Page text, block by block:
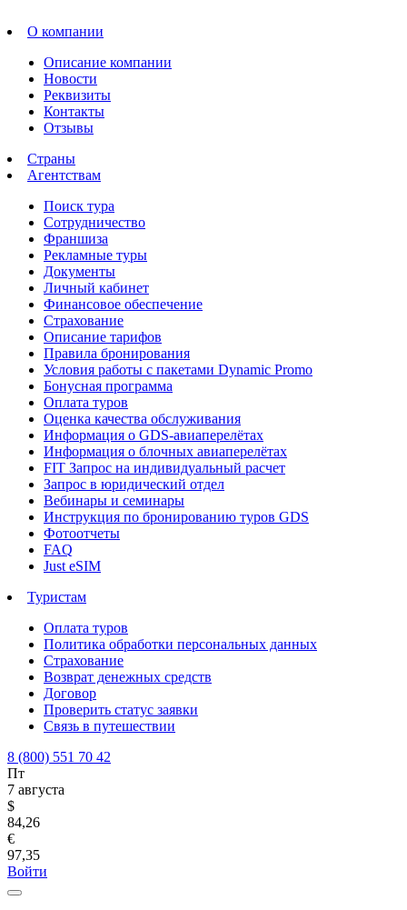
О компании
Описание компании
Новости
Реквизиты
Контакты
Отзывы
Страны
Агентствам
Поиск тура
Сотрудничество
Франшиза
Рекламные туры
Документы
Личный кабинет
Финансовое обеспечение
Страхование
Описание тарифов
Правила бронирования
Условия работы с пакетами Dynamic Promo
Бонусная программа
Оплата туров
Оценка качества обслуживания
Информация о GDS-авиаперелётах
Информация о блочных авиаперелётах
FIT Запрос на индивидуальный расчет
Запрос в юридический отдел
Вебинары и семинары
Инструкция по бронированию туров GDS
Фотоотчеты
FAQ
Just eSIM
Туристам
Оплата туров
Политика обработки персональных данных
Страхование
Возврат денежных средств
Договор
Проверить статус заявки
Связь в путешествии
8 (800) 551 70 42
Пт
7 августа
$
84,26
€
97,35
Войти